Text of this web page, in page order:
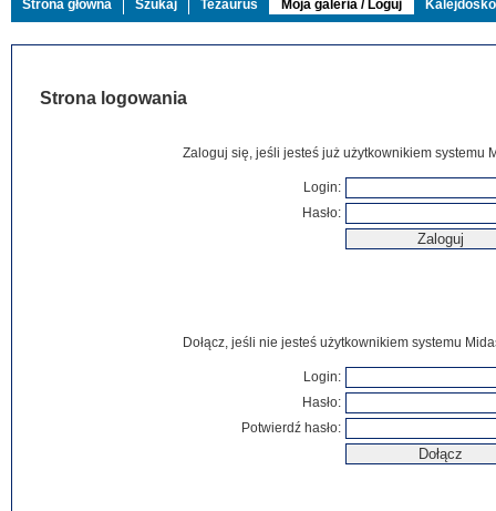
Strona główna Szukaj Tezaurus Moja galeria / Loguj
Strona logowania
Zaloguj się, jeśli jesteś już użytkownikiem systemu
Login:
Hasło:
Dołącz, jeśli nie jesteś użytkownikiem systemu
Login:
Hasło:
Potwierdź hasło: